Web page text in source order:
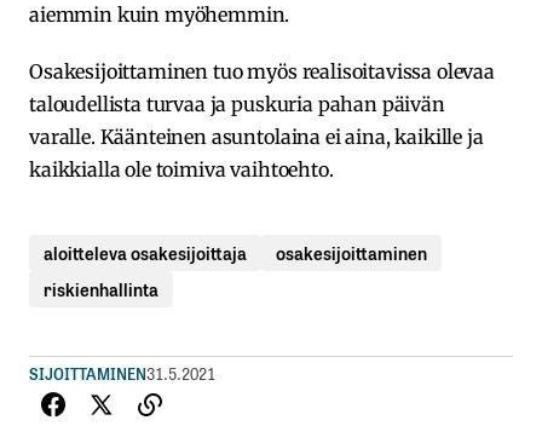
aiemmin kuin myöhemmin.
Osakesijoittaminen tuo myös realisoitavissa olevaa
taloudellista turvaa ja puskuria pahan päivän
varalle. Käänteinen asuntolaina ei aina, kaikille ja
kaikkialla ole toimiva vaihtoehto.
aloitteleva osakesijoittaja
osakesijoittaminen
riskienhallinta
SIJOITTAMINEN31.5.2021